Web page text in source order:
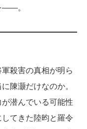
――。
殺害の真相が明ら
陳灏だけなのか。
潜んでいる可能性
てきた陸昀と羅令